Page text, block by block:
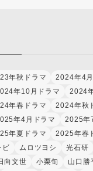
年秋ドラマ
2024年4
年10月ドラマ
2024
年春ドラマ
2024年秋
年4月ドラマ
2025年
年夏ドラマ 2025年春
ビ ムロツヨシ 光石研
向文世 小栗旬 山口勝